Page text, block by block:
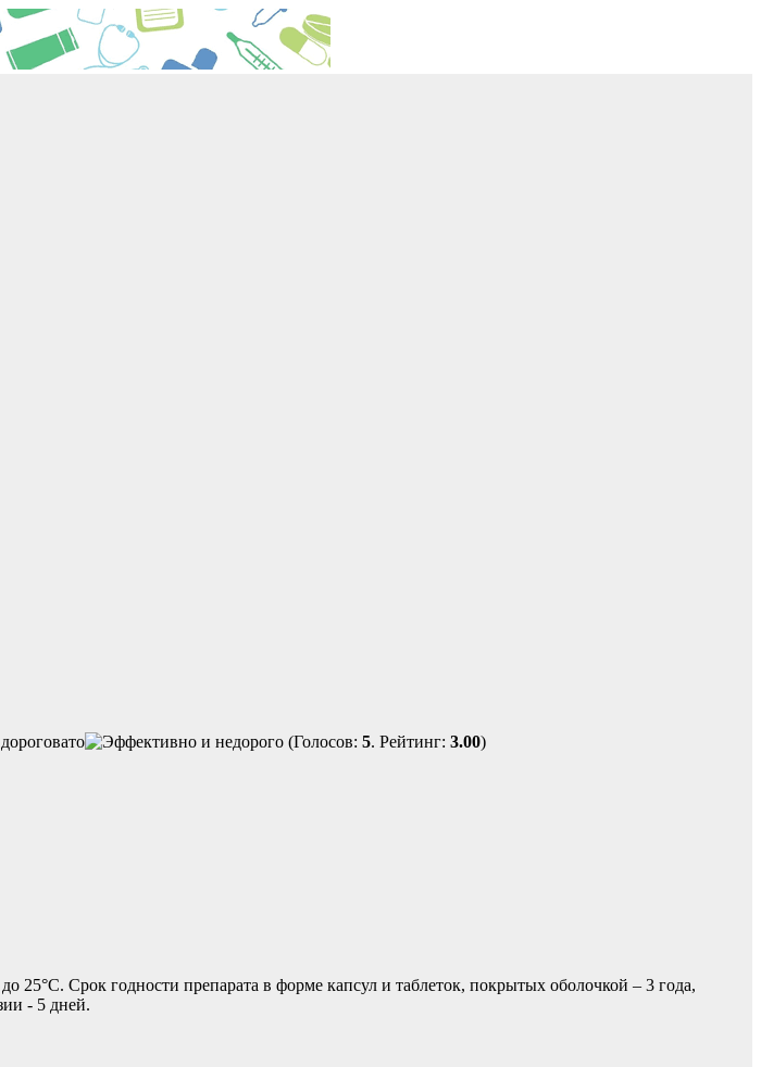
(Голосов: 5. Рейтинг: 3.00)
25°C. Срок годности препарата в форме капсул и таблеток, покрытых оболочкой – 3 года,
- 5 дней.